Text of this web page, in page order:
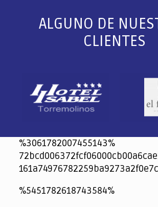
ALGUNO DE
CLIENTES
%3061782007455143%
jeetcity
1xbet
jeet city casino
%5451782618743584%